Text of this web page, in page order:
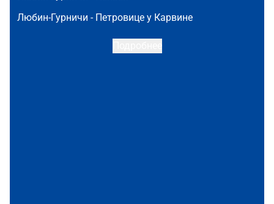
Любин-Гурничи - Петровице у Карвине